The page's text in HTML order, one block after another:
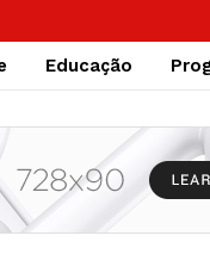
Educação